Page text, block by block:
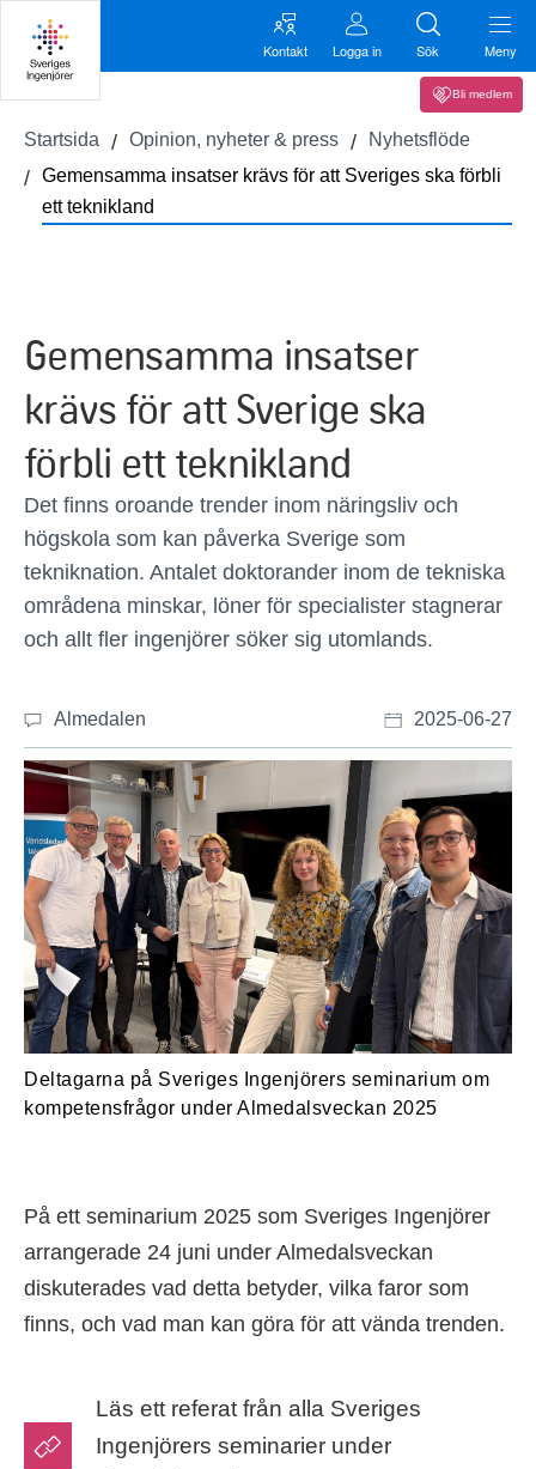
Kontakt Logga in Sök Meny
Bli medlem
Startsida Opinion, nyheter & press
Nyhetsflöde
Gemensamma insatser krävs för att Sveriges ska förbli
ett teknikland
Gemensamma insatser
krävs för att Sverige ska
förbli ett teknikland
Det finns oroande trender inom näringsliv och
högskola som kan påverka Sverige som
tekniknation. Antalet doktorander inom de tekniska
områdena minskar, löner för specialister stagnerar
och allt fler ingenjörer söker sig utomlands.
Almedalen 2025-06-27
Deltagarna på Sveriges Ingenjörers seminarium om
kompetensfrågor under Almedalsveckan 2025
På ett seminarium 2025 som Sveriges Ingenjörer
arrangerade 24 juni under Almedalsveckan
diskuterades vad detta betyder, vilka faror som
finns, och vad man kan göra för att vända trenden.
Läs ett referat från alla Sveriges
Ingenjörers seminarier under